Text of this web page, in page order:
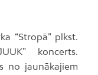
“Stropā” plkst.
koncerts.
no jaunākajiem